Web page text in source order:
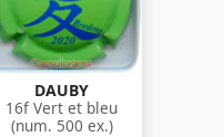
DAUBY
16f Vert et bleu
(num. 500 ex.)